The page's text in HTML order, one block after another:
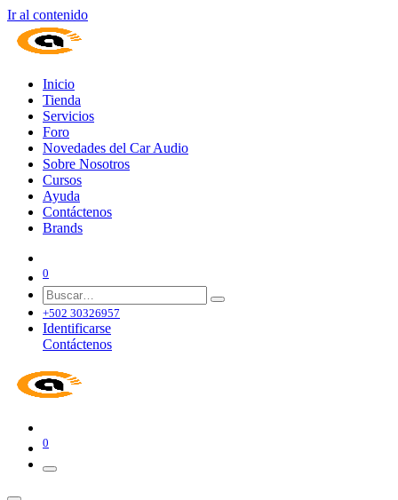
Ir al contenido
Inicio
Tienda
Servicios
Foro
Novedades del Car Audio
Sobre Nosotros
Cursos
Ayuda
Contáctenos
Brands
0
+502 30326957
Identificarse
Contáctenos
0